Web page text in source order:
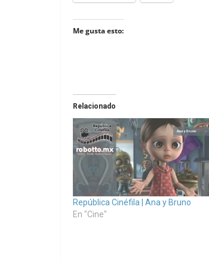
Me gusta esto:
Relacionado
República Cinéfila | Ana y Bruno
En "Cine"